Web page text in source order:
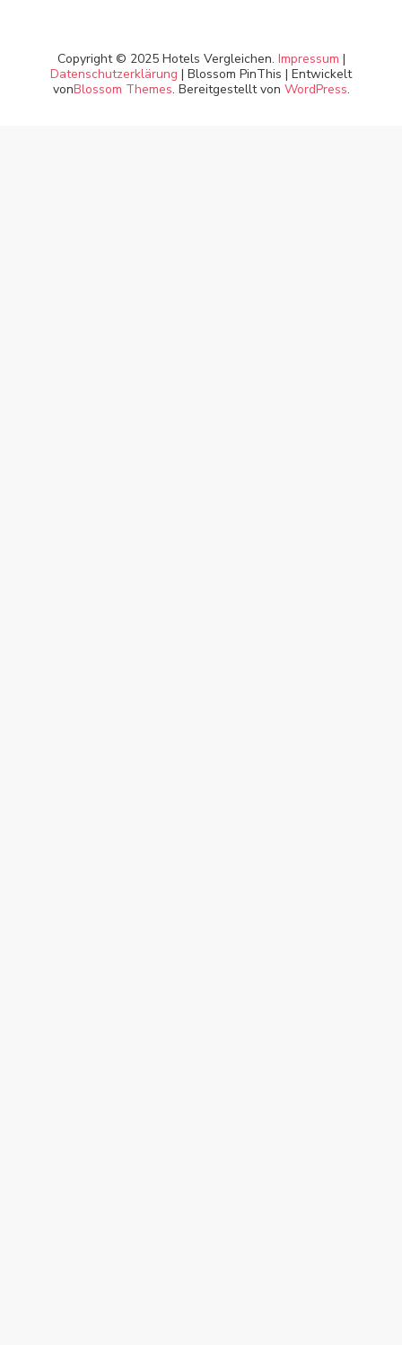
Copyright © 2025 Hotels Vergleichen. Impressum |
Datenschutzerklärung | Blossom PinThis | Entwickelt
vonBlossom Themes. Bereitgestellt von WordPress.